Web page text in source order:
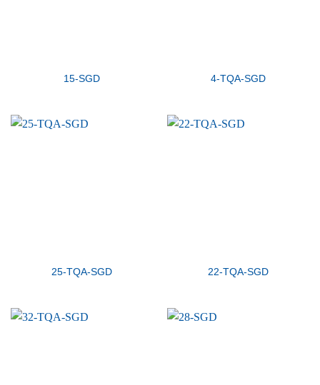
15-SGD 4-TQA-SGD
25-TQA-SGD 22-TQA-SGD